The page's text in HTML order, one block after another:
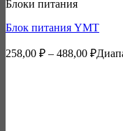
Блоки питания
Блок питания YMT
258,00 ₽ – 488,00 ₽